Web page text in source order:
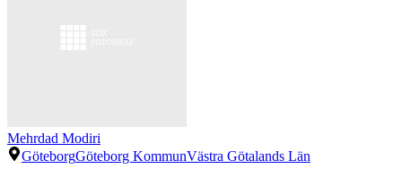
Mehrdad Modiri
GöteborgGöteborg KommunVästra Götalands Län